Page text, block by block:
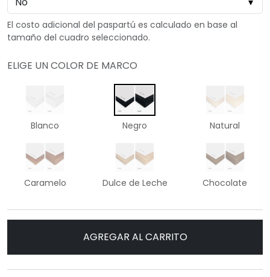
El costo adicional del paspartú es calculado en base al
tamaño del cuadro seleccionado.
ELIGE UN COLOR DE MARCO
Blanco Negro Natural
Caramelo Dulce de Leche Chocolate
AGREGAR AL CARRITO